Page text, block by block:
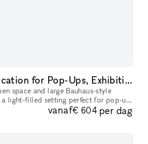
Stylish Bauhaus Event Location for Pop-Ups, Exhibitions, and Networking Events
space and large Bauhaus-style
a light-filled setting perfect for pop-up
networking events. Onc
vanaf€ 604 per dag